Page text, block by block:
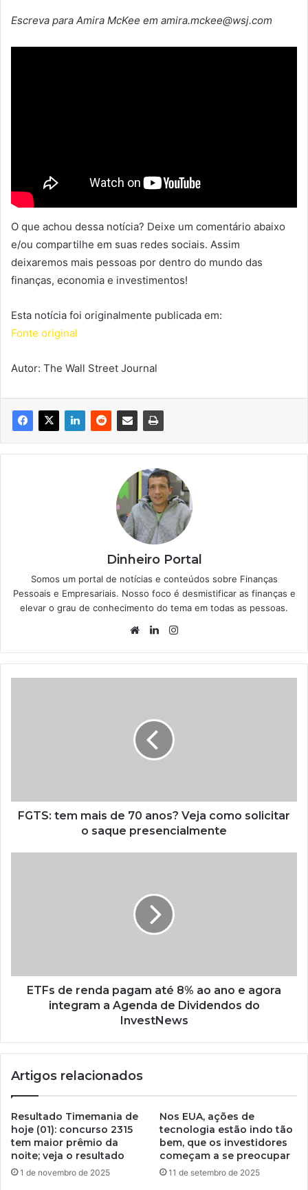
Escreva para Amira McKee em amira.mckee@wsj.com
O que achou dessa notícia? Deixe um comentário abaixo
e/ou compartilhe em suas redes sociais. Assim
deixaremos mais pessoas por dentro do mundo das
finanças, economia e investimentos!
Esta notícia foi originalmente publicada em:
Fonte original
Autor: The Wall Street Journal
Dinheiro Portal
Somos um portal de notícias e conteúdos sobre Finanças
Pessoais e Empresariais. Nosso foco é desmistificar as finanças e
elevar o grau de conhecimento do tema em todas as pessoas.
WebsiteLinkedin
FGTS: tem mais de 70 anos? Veja como solicitar
o saque presencialmente
ETFs de renda pagam até 8% ao ano e agora
integram a Agenda de Dividendos do
InvestNews
Artigos relacionados
Resultado Timemania de
hoje (01): concurso 2315
tem maior prêmio da
noite; veja o resultado
1 de novembro de 2025
Nos EUA, ações de
tecnologia estão indo tão
bem, que os investidores
começam a se preocupar
11 de setembro de 2025